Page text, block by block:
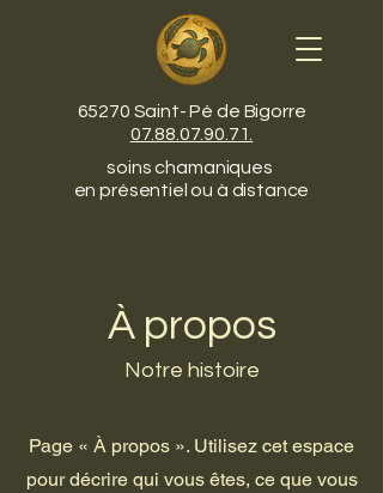
soins chamaniques
en présentiel ou à distance
65270 Saint- Pé de Bigorre
07.88.07.90.71.
À propos
Notre histoire
Page « À propos ». Utilisez cet espace
pour décrire qui vous êtes, ce que vous